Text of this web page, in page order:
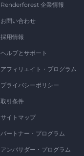
Renderforest 企業情報
お問い合わせ
採用情報
ヘルプとサポート
アフィリエイト・プログラム
プライバシーポリシー
取引条件
サイトマップ
パートナー・プログラム
アンバサダー・プログラム